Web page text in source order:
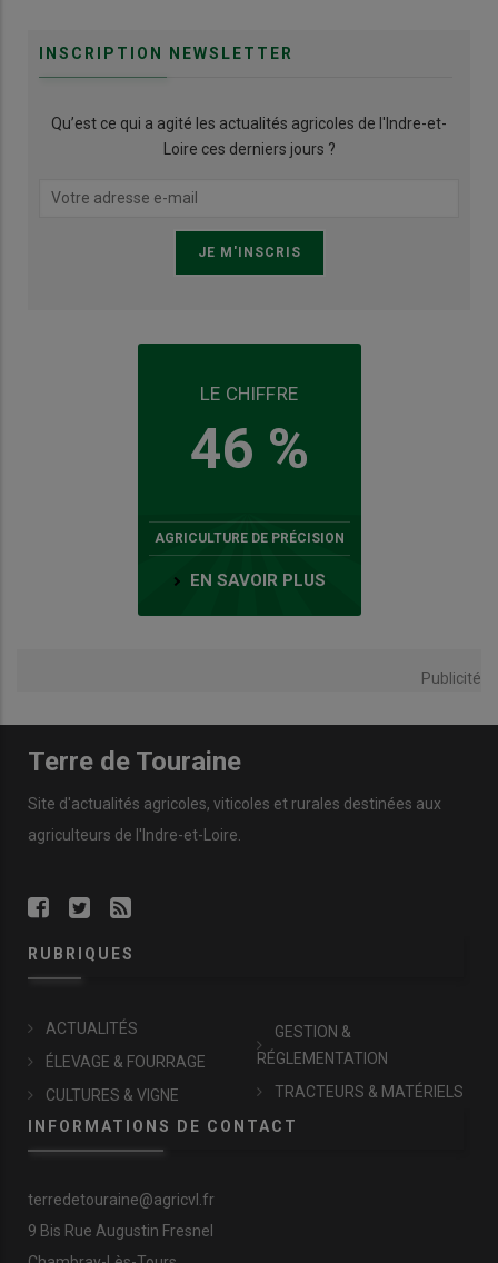
INSCRIPTION NEWSLETTER
Qu’est ce qui a agité les actualités agricoles de l'Indre-et-
Loire ces derniers jours ?
LE CHIFFRE
46 %
AGRICULTURE DE PRÉCISION
EN SAVOIR PLUS
Publicité
Terre de Touraine
Site d'actualités agricoles, viticoles et rurales destinées aux
agriculteurs de l'Indre-et-Loire.
RUBRIQUES
ACTUALITÉS
ÉLEVAGE & FOURRAGE
CULTURES & VIGNE
GESTION &
RÉGLEMENTATION
TRACTEURS & MATÉRIELS
INFORMATIONS DE CONTACT
terredetouraine@agricvl.fr
9 Bis Rue Augustin Fresnel